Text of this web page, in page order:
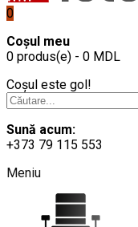
0
Coșul meu
0 produs(e) - 0 MDL
Coșul este gol!
Sună acum:
+373 79 115 553
Meniu